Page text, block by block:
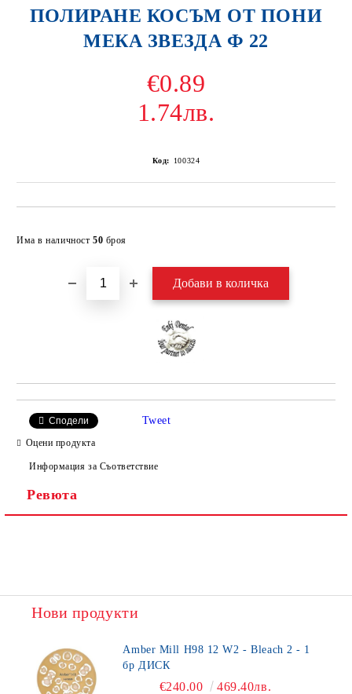
ПОЛИРАНЕ КОСЪМ ОТ ПОНИ
МЕКА ЗВЕЗДА Ф 22
€0.89
1.74лв.
Код: 100324
Има в наличност 50 броя
Сподели Tweet
Оцени продукта
Информация за Съответствие
Ревюта
Нови продукти
Amber Mill H98 12 W2 - Bleach 2 - 1
бр ДИСК
€240.00 469.40лв.